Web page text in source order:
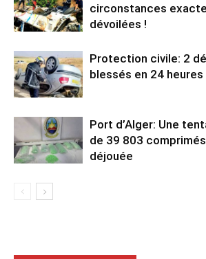
circonstances
dévoilées !
Protection civile: 2
blessés en 24 heures
Port d’Alger: Une
de 39 803
déjouée